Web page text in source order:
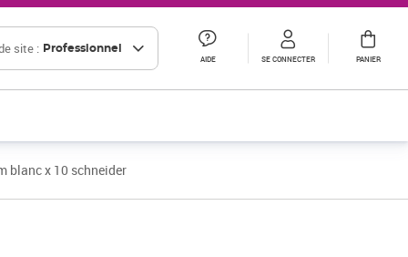
site : Professionnel
AIDE SE CONNECTER PANIER
blanc x 10 schneider